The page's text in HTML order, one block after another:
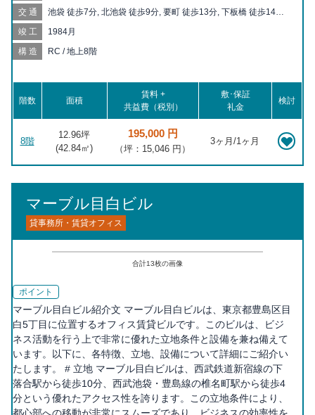
交通
池袋 徒歩7分, 北池袋 徒歩9分, 要町 徒歩13分, 下板橋 徒歩14分,
四丁目 徒歩19分, 大山 徒歩19分, 向原 徒歩20分, 大塚 徒歩20分,
巣鴨新田 徒歩20分
竣工 1984月
構造 RC / 地上8階
階数 面積
賃料 +
共益費（税別）
敷･保証
礼金
検討
8階
12.96坪
(42.84㎡)
195,000 円
（坪：15,046 円）
3ヶ月/1ヶ月
マーブル目白ビル
貸事務所・賃貸オフィス
合計13枚の画像
ポイント
マーブル目白ビル紹介文 マーブル目白ビルは、東京都豊島区目
白5丁目に位置するオフィス賃貸ビルです。このビルは、ビジ
ネス活動を行う上で非常に優れた立地条件と設備を兼ね備えて
います。以下に、各特徴、立地、設備について詳細にご紹介い
たします。 # 立地 マーブル目白ビルは、西武鉄道新宿線の下
落合駅から徒歩10分、西武池袋・豊島線の椎名町駅から徒歩4
分という優れたアクセス性を誇ります。この立地条件により、